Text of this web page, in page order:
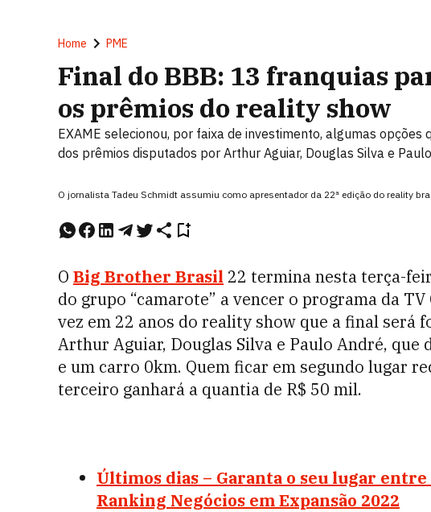
Home PME
Final do BBB: 13 franquias
os prêmios do reality show
EXAME selecionou, por faixa de investimento, algumas
dos prêmios disputados por Arthur Aguiar, Douglas Silva e
O jornalista Tadeu Schmidt assumiu como apresentador da 22ª edição do reality
O Big Brother Brasil 22 termina nesta terça-
do grupo “camarote” a vencer o programa da
vez em 22 anos do reality show que a final será
Arthur Aguiar, Douglas Silva e Paulo André, que
e um carro 0km. Quem ficar em segundo lugar
terceiro ganhará a quantia de R$ 50 mil.
Últimos dias – Garanta o seu lugar
Ranking Negócios em Expansão 2022